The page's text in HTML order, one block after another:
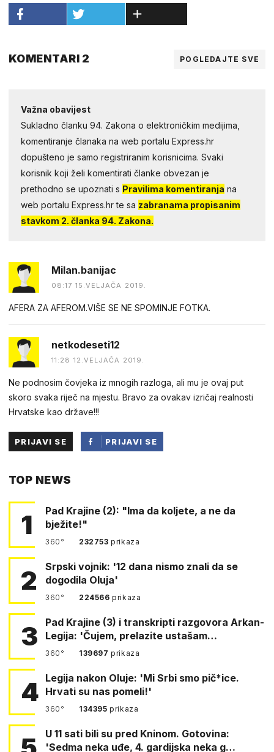
KOMENTARI 2 POGLEDAJTE SVE
Važna obavijest
Sukladno članku 94. Zakona o elektroničkim medijima,
komentiranje članaka na web portalu Express.hr
dopušteno je samo registriranim korisnicima. Svaki
korisnik koji želi komentirati članke obvezan je
prethodno se upoznati s Pravilima komentiranja na
web portalu Express.hr te sa zabranama propisanim
stavkom 2. članka 94. Zakona.
Milan.banijac
08:17 15.VELJAČA 2019.
AFERA ZA AFEROM.VIŠE SE NE SPOMINJE FOTKA.
netkodeseti12
11:28 12.VELJAČA 2019.
Ne podnosim čovjeka iz mnogih razloga, ali mu je ovaj put
skoro svaka riječ na mjestu. Bravo za ovakav izričaj realnosti
Hrvatske kao države!!!
PRIJAVI SE
PRIJAVI SE
TOP NEWS
1
Pad Krajine (2): "Ima da koljete, a ne da
bježite!"
360° 232753prikaza
2
Srpski vojnik: '12 dana nismo znali da se
dogodila Oluja'
360° 224566prikaza
3
Pad Krajine (3) i transkripti razgovora Arkan-
Legija: 'Čujem, prelazite ustašam…
360° 139697prikaza
4 Legija nakon Oluje: 'Mi Srbi smo pič*ice.
Hrvati su nas pomeli!'
360° 134395prikaza
U 11 sati bili su pred Kninom. Gotovina:
'Sedma neka uđe, 4. gardijska neka g…